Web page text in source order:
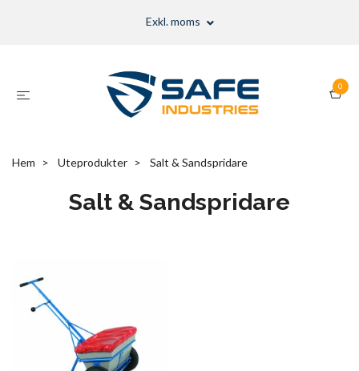
Exkl. moms
0
Hem Uteprodukter Salt & Sandspridare
Salt & Sandspridare